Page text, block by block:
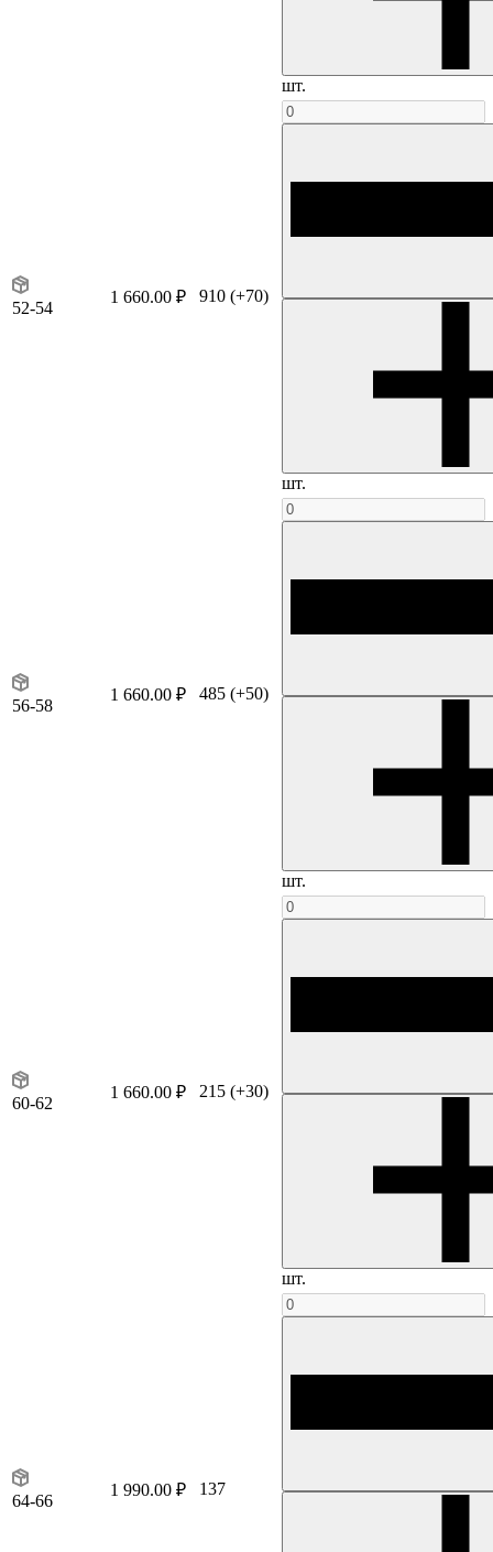
шт.
52-54
1 660.00 ₽ 910 (+70)
шт.
56-58
1 660.00 ₽ 485 (+50)
шт.
60-62
1 660.00 ₽ 215 (+30)
шт.
64-66
1 990.00 ₽ 137